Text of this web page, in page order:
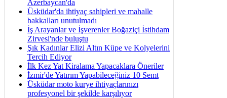
Azerbaycan'da
Üsküdar'da ihtiyaç sahipleri ve mahalle
bakkalları unutulmadı
İş Arayanlar ve İşverenler Boğaziçi İstihdam
Zirvesi'nde buluştu
Şık Kadınlar Elizi Altın Küpe ve Kolyelerini
Tercih Ediyor
İlk Kez Yat Kiralama Yapacaklara Öneriler
İzmir'de Yatırım Yapabileceğiniz 10 Semt
Üsküdar moto kurye ihtiyaçlarınızı
profesyonel bir şekilde karşılıyor